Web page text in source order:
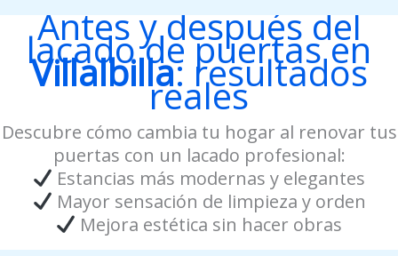
Antes y después del
lacado de puertas en
Villalbilla: resultados
reales
Descubre cómo cambia tu hogar al renovar tus
puertas con un lacado profesional:
Estancias más modernas y elegantes
Mayor sensación de limpieza y orden
Mejora estética sin hacer obras